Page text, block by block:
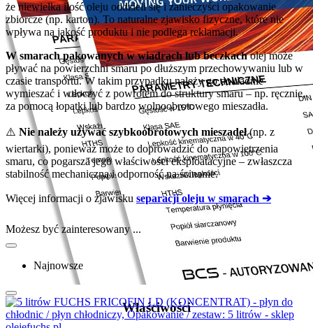
Właściwości
że niewielka ilość oleju oddzieli się i zanieczyści opakowanie
zbiorcze (np. karton). To naturalne zjawisko fizyczne, które nie
wpływa na jakość produktu i nie podlega reklamacji.
W smarach pakowanych w wiadrach lub beczkacholej może
pływać na powierzchni smaru po dłuższym przechowywaniu lub w
czasie transportu. W takim przypadku należy go dokładnie
wymieszać i wtłoczyć z powrotem do struktury smaru – np. ręcznie,
za pomocą łopatki lub bardzo wolnoobrotowego mieszadła.
⚠️ Nie należy używać szybkoobrotowych mieszadeł(np. z
wiertarki), ponieważ może to doprowadzić do napowietrzenia
smaru, co pogarsza jego właściwości eksploatacyjne – zwłaszcza
stabilność mechaniczną i odporność na ścinanie.
Więcej informacji o zjawisku separacji oleju w smarach ➔
Możesz być zainteresowany ...
Najnowsze